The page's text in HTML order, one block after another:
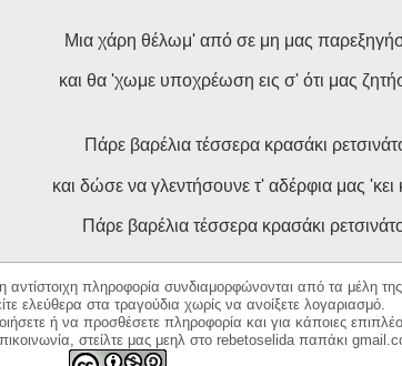
Μια χάρη θέλωμ' από σε μη μας
και θα 'χωμε υποχρέωση εις σ' ότι μας
Πάρε βαρέλια τέσσερα κρασάκι
και δώσε να γλεντήσουνε τ' αδέρφια μας 'κει
Πάρε βαρέλια τέσσερα κρασάκι
αντίστοιχη πληροφορία συνδιαμορφώνονται από τα μέλη της
ελεύθερα στα τραγούδια χωρίς να ανοίξετε λογαριασμό.
ή να προσθέσετε πληροφορία και για κάποιες
στείλτε μας μεηλ στο rebetoselida παπάκι